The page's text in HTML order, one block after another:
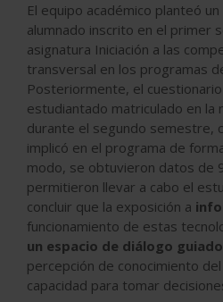
El equipo académico planteó
alumnado inscrito en el primer
asignatura Iniciación a las
transversal en los programas
Posteriormente, el
estudiantado matriculado en la
durante el segundo semestre,
implicó en el programa de
modo, se obtuvieron datos de
permitieron llevar a cabo el
concluir que la exposición a
funcionamiento de estas
un espacio de diálogo guiado
percepción de conocimiento
capacidad para tomar